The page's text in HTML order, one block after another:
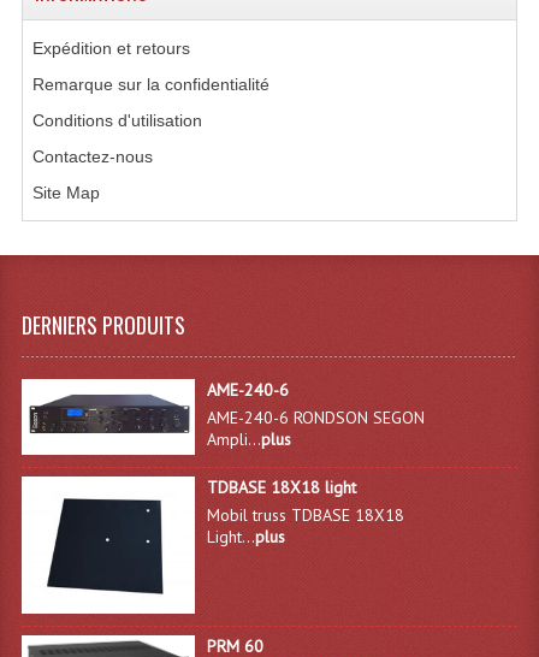
Microphones Filaires
Micro Sans Fil HF VHF 200MHZ
Micros De Studio
Multi-Effets, Reverbes Etc...
Portes Voix Mégaphones
Pupitre Pour Discours
Samplers, Échantillonneurs
Système Sans Fil In-Ear Monitoring
Expédition et retours
Remarque sur la confidentialité
Conditions d'utilisation
Contactez-nous
Site Map
DERNIERS PRODUITS
AME-240-6
AME-240-6 RONDSON SEGON
Ampli...plus
TDBASE 18X18 light
Mobil truss TDBASE 18X18
Light...plus
PRM 60